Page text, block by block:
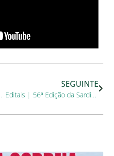
pães e 5000 litros de vinho
SEGUINTE
Editais | 56ª Edição da Sardinha Assada de Benavente